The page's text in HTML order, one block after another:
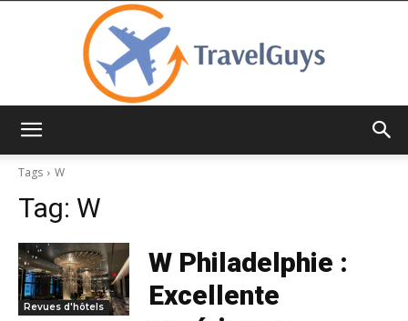
Tags
W
Tag: W
Revues d'hôtels
W Philadelphie :
Excellente